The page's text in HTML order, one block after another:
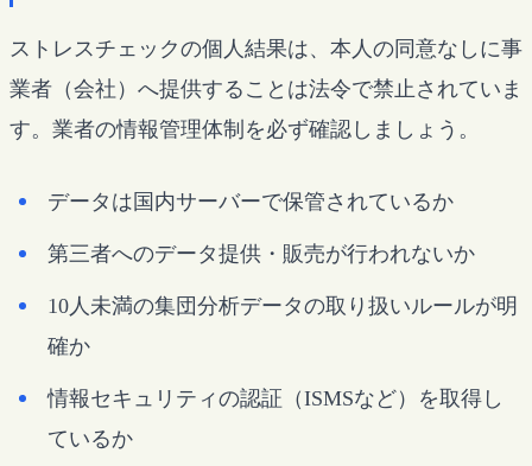
ストレスチェックの個人結果は、本人の同意なしに事
業者（会社）へ提供することは法令で禁止されていま
す。業者の情報管理体制を必ず確認しましょう。
データは国内サーバーで保管されているか
第三者へのデータ提供・販売が行われないか
10人未満の集団分析データの取り扱いルールが明
確か
情報セキュリティの認証（ISMSなど）を取得し
ているか